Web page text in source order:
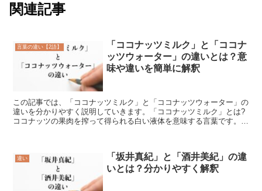
関連記事
言葉の違い【2語】
「ココナッツミルク」と「ココナ
ッツウォーター」の違いとは？意
味や違いを簡単に解釈
この記事では、「ココナッツミルク」と「ココナッツウォーター」の
違いを分かりやすく説明していきます。「ココナッツミルク」とは?
ココナッツの果肉を搾って得られる白い液体を意味する言葉です。
違い
「坂井真紀」と「酒井美紀」の違
いとは？分かりやすく解釈